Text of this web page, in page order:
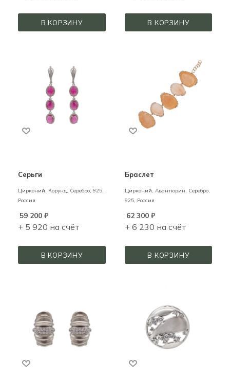
В КОРЗИНУ В КОРЗИНУ
Серьги
Цирконий, Корунд, Серебро, 925,
Россия
59 200 ₽
+ 5 920 на счёт
В КОРЗИНУ
Браслет
Цирконий, Авантюрин,
Серебро,
925, Россия
62 300₽
+ 6 230 на счёт
В КОРЗИНУ